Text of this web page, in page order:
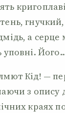
гнучкий,
а серце
уповні.
Кід! —
з опису
краях